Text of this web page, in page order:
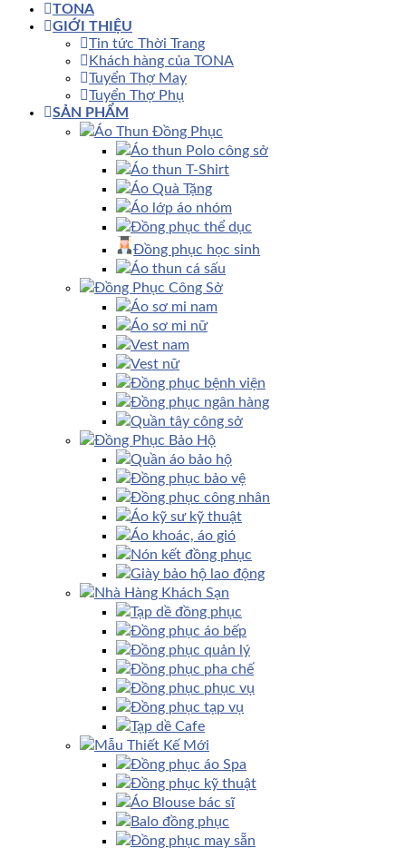
TONA
GIỚI THIỆU
Tin tức Thời Trang
Khách hàng của TONA
Tuyển Thợ May
Tuyển Thợ Phụ
SẢN PHẨM
Áo Thun Đồng Phục
Áo thun Polo công sở
Áo thun T-Shirt
Áo Quà Tặng
Áo lớp áo nhóm
Đồng phục thể dục
Đồng phục học sinh
Áo thun cá sấu
Đồng Phục Công Sở
Áo sơ mi nam
Áo sơ mi nữ
Vest nam
Vest nữ
Đồng phục bệnh viện
Đồng phục ngân hàng
Quần tây công sở
Đồng Phục Bảo Hộ
Quần áo bảo hộ
Đồng phục bảo vệ
Đồng phục công nhân
Áo kỹ sư kỹ thuật
Áo khoác, áo gió
Nón kết đồng phục
Giày bảo hộ lao động
Nhà Hàng Khách Sạn
Tạp dề đồng phục
Đồng phục áo bếp
Đồng phục quản lý
Đồng phục pha chế
Đồng phục phục vụ
Đồng phục tạp vụ
Tạp dề Cafe
Mẫu Thiết Kế Mới
Đồng phục áo Spa
Đồng phục kỹ thuật
Áo Blouse bác sĩ
Balo đồng phục
Đồng phục may sẵn